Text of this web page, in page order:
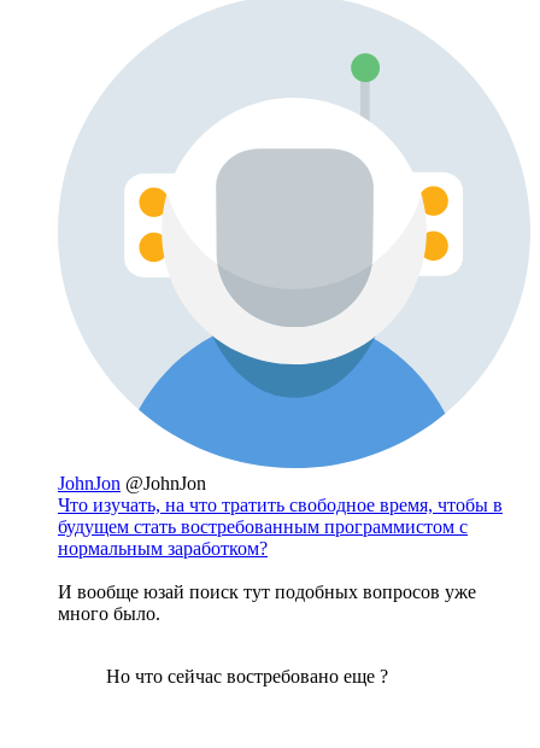
JohnJon @JohnJon
Что изучать, на что тратить свободное время, чтобы в
будущем стать востребованным программистом с
нормальным заработком?
И вообще юзай поиск тут подобных вопросов уже
много было.
Но что сейчас востребовано еще ?